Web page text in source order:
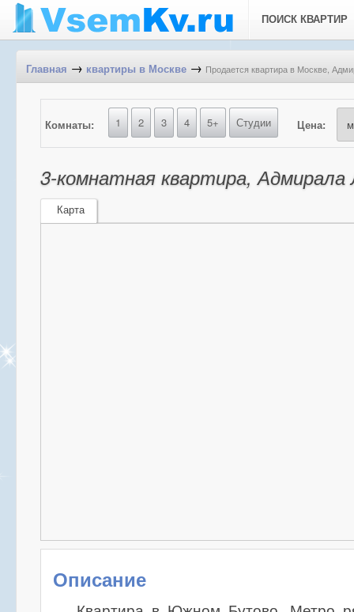
ПОИСК КВАРТИР
Главная → квартиры в Москве → Продается квартира в Москве,
Комнаты: 1 2 3 4 5+ Студии Цена:
3-комнатная квартира, Адмирала
Карта
Описание